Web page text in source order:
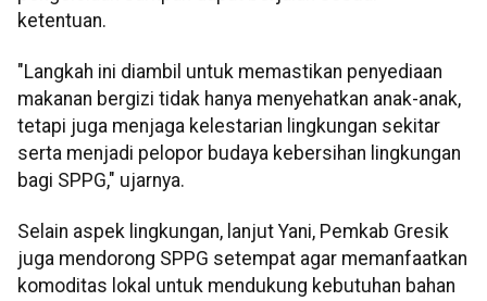
ketentuan.
"Langkah ini diambil untuk memastikan penyediaan
makanan bergizi tidak hanya menyehatkan anak-anak,
tetapi juga menjaga kelestarian lingkungan sekitar
serta menjadi pelopor budaya kebersihan lingkungan
bagi SPPG," ujarnya.
Selain aspek lingkungan, lanjut Yani, Pemkab Gresik
juga mendorong SPPG setempat agar memanfaatkan
komoditas lokal untuk mendukung kebutuhan bahan